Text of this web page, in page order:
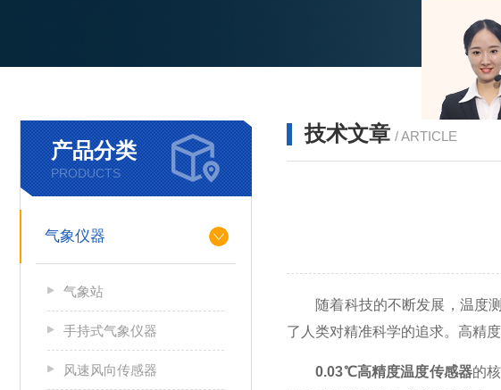
技术文章 / ARTICLE
随着科技的不断发展，温度测
了人类对精准科学的追求。高精
0.03℃高精度温度传感器的
产品分类
PRODUCTS
气象仪器
气象站
手持式气象仪器
风速风向传感器